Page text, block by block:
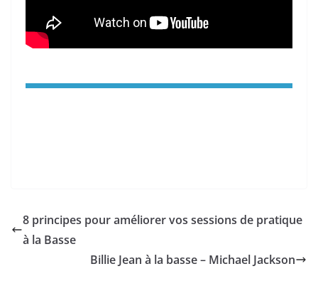
8 principes pour améliorer vos sessions de pratique
à la Basse
Billie Jean à la basse – Michael Jackson